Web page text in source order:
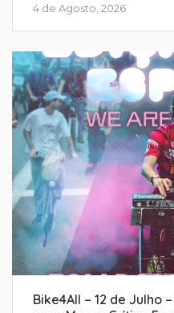
4 de Agosto, 2026
Bike4All – 12 de Julho